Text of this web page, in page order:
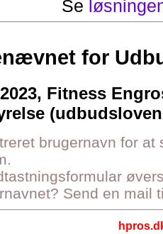
Se
for
Fitness
brugernavn for
Send en mail